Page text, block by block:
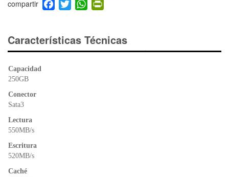
a
e
b
wi
er
h
s
A
ri
e
Características Técnicas
Capacidad
250GB
Conector
Sata3
Lectura
550MB/s
Escritura
520MB/s
Caché